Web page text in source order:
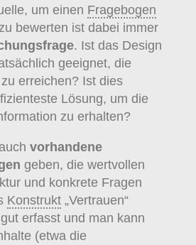
Analysen für die
Fragen mit geringer
oder niedriger prädiktiver
dann gestrichen oder
So kann das
Instrument
prägnanter und valider
um einen Fragebogen
bewerten ist dabei immer
. Ist das Design
geeignet, die
erreichen? Ist dies
Lösung, um die
zu erhalten?
vorhandene
geben, die wertvollen
und konkrete Fragen
Konstrukt „Vertrauen“
erfasst und man kann
(etwa die